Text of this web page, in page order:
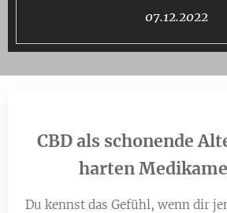
07.12.2022
CBD als schonende
harten
Du kennst das Gefühl, wenn dir